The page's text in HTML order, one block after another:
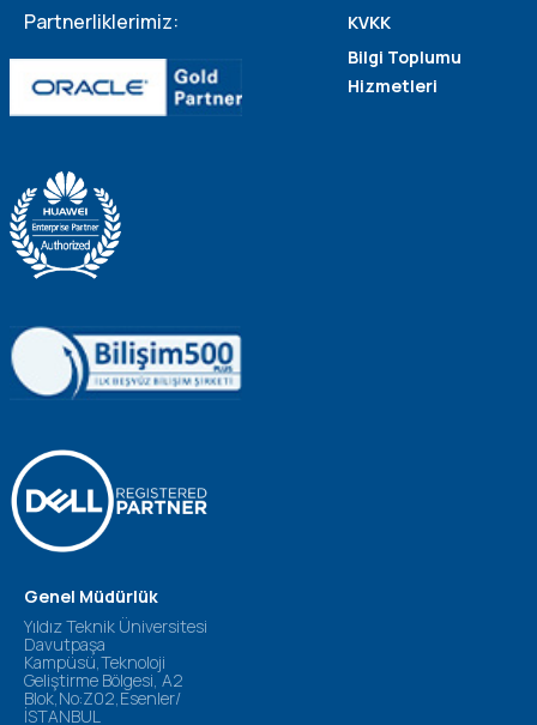
Partnerliklerimiz:
KVKK
Bilgi Toplumu
Hizmetleri
Genel Müdürlük
Yıldız Teknik Üniversitesi
Davutpaşa
Kampüsü,Teknoloji
Geliştirme Bölgesi, A2
Blok,No:Z02,Esenler/
İSTANBUL